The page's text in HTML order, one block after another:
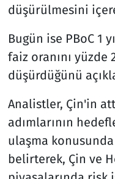
düşürülmesini
Bugün ise PBoC 1
faiz oranını yüzde
düşürdüğünü
Analistler, Çin'in
adımlarının
ulaşma
belirterek, Çin ve